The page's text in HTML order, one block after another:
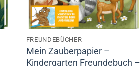
FREUNDEBÜCHER
Mein Zauberpapier –
Kindergarten Freundebuch –